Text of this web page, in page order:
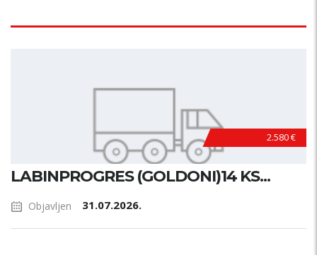
2.580 €
LABINPROGRES (GOLDONI)14 KS...
Objavljen 31.07.2026.